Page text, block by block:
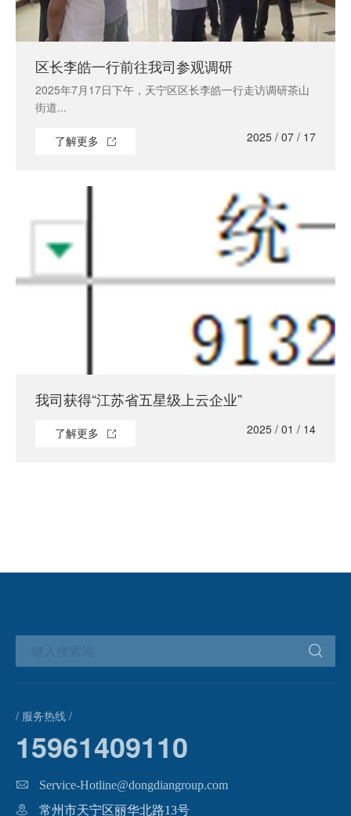
区长李皓一行前往我司参观调研
2025年7月17日下午，天宁区区长李皓一行走访调研茶山
街道...
了解更多 2025 / 07 / 17
我司获得“江苏省五星级上云企业”
了解更多 2025 / 01 / 14
/ 服务热线 /
15961409110
Service-Hotline@dongdiangroup.com
常州市天宁区丽华北路13号